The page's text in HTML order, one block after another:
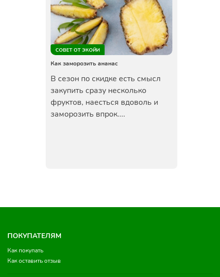
СОВЕТ ОТ ЭКОЙИ
Как заморозить ананас
В сезон по скидке есть смысл
закупить сразу несколько
фруктов, наесться вдоволь и
заморозить впрок....
ПОКУПАТЕЛЯМ
Как покупать
Как оставить отзыв